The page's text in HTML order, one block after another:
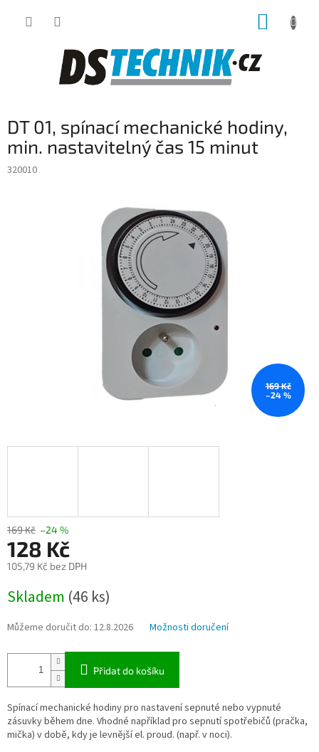
DT 01, spínací mechanické hodiny,
min. nastavitelný čas 15 minut
320010
169 Kč
–24 %
169 Kč –24 %
128 Kč
105,79 Kč bez DPH
cena:
Skladem (46 ks)
Můžeme doručit do: 12.8.2026 Možnosti doručení
Přidat do košíku
Spínací mechanické hodiny pro nastavení sepnuté nebo vypnuté
zásuvky během dne. Vhodné například pro sepnutí spotřebičů (pračka,
mička) v době, kdy je levnější el. proud. (např. v noci).